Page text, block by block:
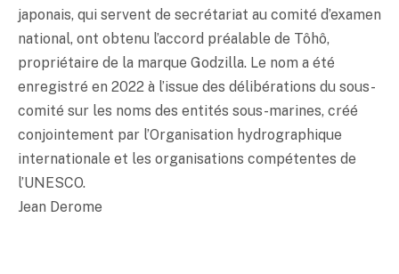
japonais, qui servent de secrétariat au comité d’examen
national, ont obtenu l’accord préalable de Tôhô,
propriétaire de la marque Godzilla. Le nom a été
enregistré en 2022 à l’issue des délibérations du sous-
comité sur les noms des entités sous-marines, créé
conjointement par l’Organisation hydrographique
internationale et les organisations compétentes de
l’UNESCO.
Jean Derome